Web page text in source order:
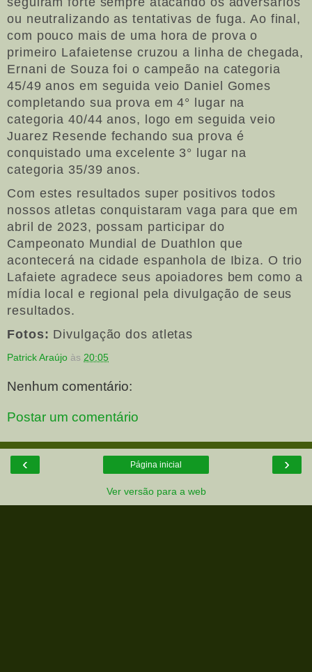
ou neutralizando as tentativas de fuga. Ao final,
com pouco mais de uma hora de prova o
primeiro Lafaietense cruzou a linha de chegada,
Ernani de Souza foi o campeão na categoria
45/49 anos em seguida veio Daniel Gomes
completando sua prova em 4° lugar na
categoria 40/44 anos, logo em seguida veio
Juarez Resende fechando sua prova é
conquistado uma excelente 3° lugar na
categoria 35/39 anos.
Com estes resultados super positivos todos
nossos atletas conquistaram vaga para que em
abril de 2023, possam participar do
Campeonato Mundial de Duathlon que
acontecerá na cidade espanhola de Ibiza. O trio
Lafaiete agradece seus apoiadores bem como a
mídia local e regional pela divulgação de seus
resultados.
Fotos: Divulgação dos atletas
Patrick Araújo às 20:05
Nenhum comentário:
Postar um comentário
‹ ›
Página inicial
Ver versão para a web